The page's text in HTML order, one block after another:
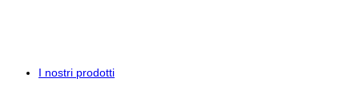
I nostri prodotti